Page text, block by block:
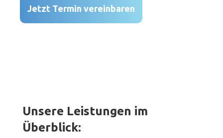
Jetzt Termin vereinbaren
Unsere Leistungen im
Überblick: